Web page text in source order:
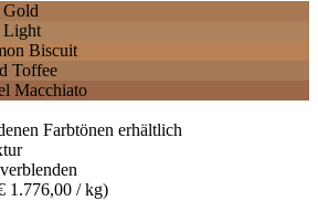
Gold
Light
Biscuit
Toffee
Macchiato
Farbtönen erhältlich
1.776,00 / kg)